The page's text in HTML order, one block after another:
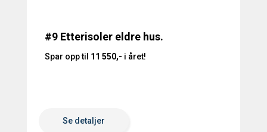
#9 Etterisoler eldre hus.
Spar opp til 11 550,- i året!
Se detaljer